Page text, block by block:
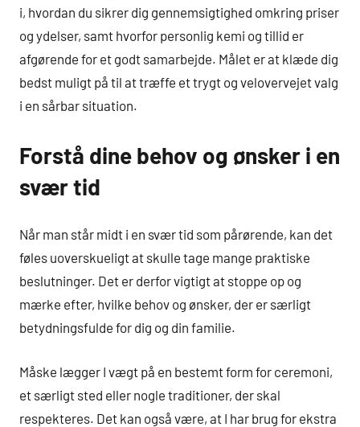
i, hvordan du sikrer dig gennemsigtighed omkring priser
og ydelser, samt hvorfor personlig kemi og tillid er
afgørende for et godt samarbejde. Målet er at klæde dig
bedst muligt på til at træffe et trygt og velovervejet valg
i en sårbar situation.
Forstå dine behov og ønsker i en
svær tid
Når man står midt i en svær tid som pårørende, kan det
føles uoverskueligt at skulle tage mange praktiske
beslutninger. Det er derfor vigtigt at stoppe op og
mærke efter, hvilke behov og ønsker, der er særligt
betydningsfulde for dig og din familie.
Måske lægger I vægt på en bestemt form for ceremoni,
et særligt sted eller nogle traditioner, der skal
respekteres. Det kan også være, at I har brug for ekstra